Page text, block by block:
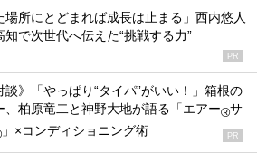
場所にとどまれば成長は止まる」西内悠人
知で次世代へ伝えた“挑戦する力”
PR
談》「やっぱり“タイパ”がいい！」箱根の
、柏原竜二と神野大地が語る「エアー®サ
」×コンディショニング術 PR